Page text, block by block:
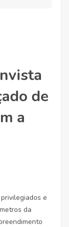
de
a
e
da